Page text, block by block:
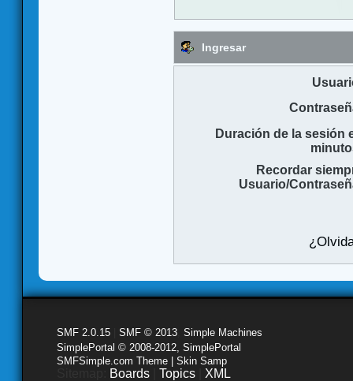
Ingresar
Duración de la sesión
Recordar
Usuario/
SMF 2.0.15 SMF © 2013 Simple Machines
SimplePortal © 2008-2012, SimplePortal
SMFSimple.com Theme | Skin Samp
Boards Topics XML